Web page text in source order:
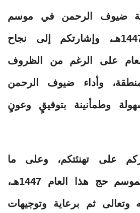
ضيوف الرحمن في موسم
حج هذا العام 1447هـ، وإشارتكم إلى نجاح
على الرغم من الظروف
وأداء ضيوف الرحمن
وطمأنينة بتوفيقٍ وعونٍ
على تهنئتكم، وعلى ما
تحقق من نجاح لموسم حج هذا العام 1447هـ،
وتعالى ثم برعاية وتوجيهات